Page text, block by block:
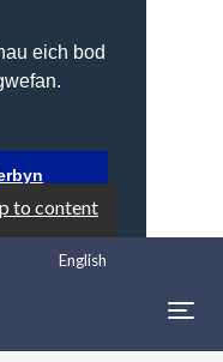
eich bod
to content
English